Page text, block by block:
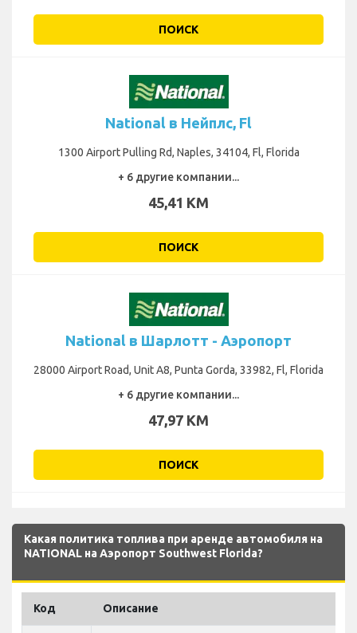
ПОИСК
National в Нейплс, Fl
1300 Airport Pulling Rd, Naples, 34104, Fl, Florida
+ 6 другие компании...
45,41 KM
ПОИСК
National в Шарлотт - Аэропорт
28000 Airport Road, Unit A8, Punta Gorda, 33982, Fl, Florida
+ 6 другие компании...
47,97 KM
ПОИСК
Какая политика топлива при аренде автомобиля на
NATIONAL на Аэропорт Southwest Florida?
Код Описание